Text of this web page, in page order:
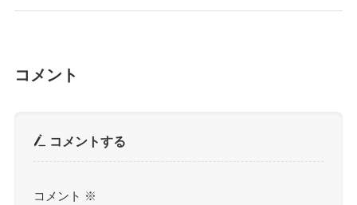
コメント
コメントする
コメント ※